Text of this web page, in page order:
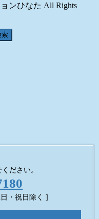
ンひなた All Rights
ださい。
・祝日除く ]